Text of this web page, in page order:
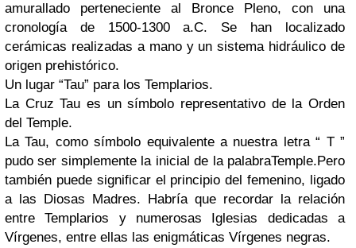
amurallado perteneciente al Bronce Pleno, con una
cronología de 1500-1300 a.C. Se han localizado
cerámicas realizadas a mano y un sistema hidráulico de
origen prehistórico.
Un lugar “Tau” para los Templarios.
La Cruz Tau es un símbolo representativo de la Orden
del Temple.
La Tau, como símbolo equivalente a nuestra letra “ T ”
pudo ser simplemente la inicial de la palabraTemple.Pero
también puede significar el principio del femenino, ligado
a las Diosas Madres. Habría que recordar la relación
entre Templarios y numerosas Iglesias dedicadas a
Vírgenes, entre ellas las enigmáticas Vírgenes negras.